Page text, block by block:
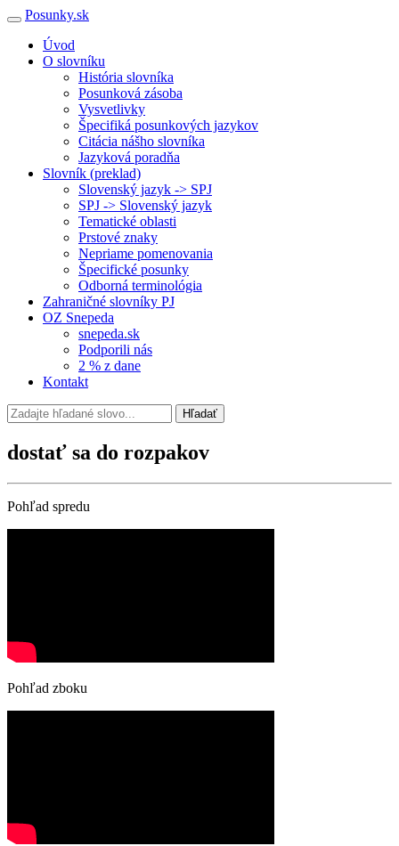
Posunky.sk
Úvod
O slovníku
História slovníka
Posunková zásoba
Vysvetlivky
Špecifiká posunkových jazykov
Citácia nášho slovníka
Jazyková poradňa
Slovník (preklad)
Slovenský jazyk -> SPJ
SPJ -> Slovenský jazyk
Tematické oblasti
Prstové znaky
Nepriame pomenovania
Špecifické posunky
Odborná terminológia
Zahraničné slovníky PJ
OZ Snepeda
snepeda.sk
Podporili nás
2 % z dane
Kontakt
Hľadať
dostať sa do rozpakov
Pohľad spredu
Pohľad zboku